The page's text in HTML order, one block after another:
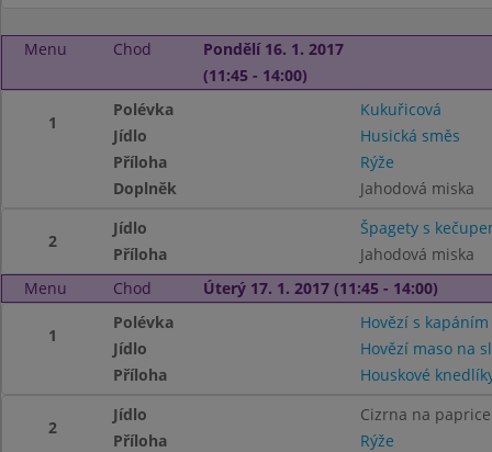
Menu Chod
Pondělí 16. 1. 2017
(11:45 - 14:00)
1
Polévka
Kukuřicová
Jídlo
Husická směs
Příloha
Rýže
Doplněk
Jahodová miska
2
Jídlo
Špagety s
Příloha
Jahodová miska
Menu
Chod Úterý 17. 1. 2017 (11:45 - 14:00)
1
Polévka
Hovězí s kapáním
Jídlo
Hovězí maso na
Příloha
Houskové
2
Jídlo
Cizrna na paprice
Příloha
Rýže